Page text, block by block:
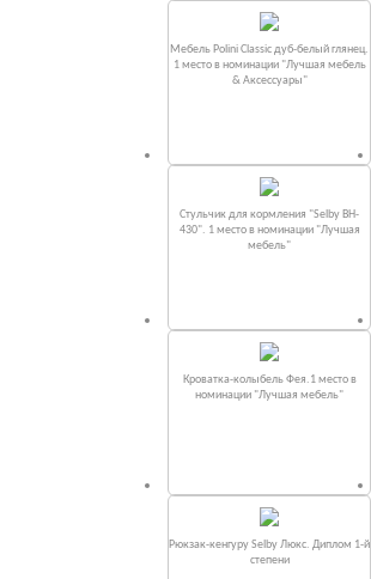
Мебель Polini Classic дуб-белый глянец.
1 место в номинации "Лучшая мебель
& Аксессуары"
Стульчик для кормления "Selby BH-
430". 1 место в номинации "Лучшая
мебель"
Кроватка-колыбель Фея.1 место в
номинации "Лучшая мебель"
Рюкзак-кенгуру Selby Люкс. Диплом 1-й
степени